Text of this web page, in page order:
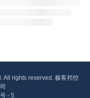
All rights reserved. 极客邦控
- 5